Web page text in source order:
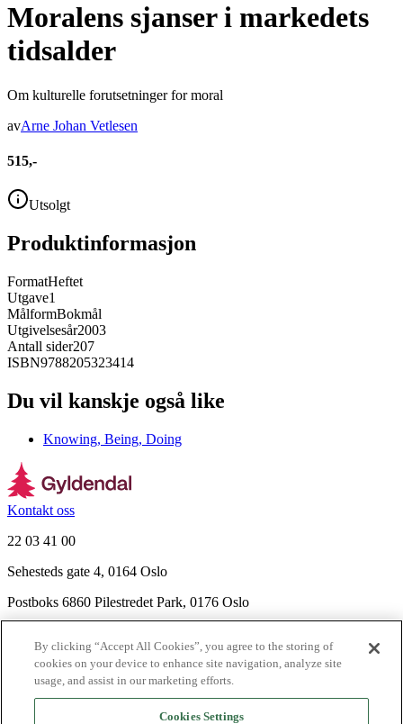
Moralens sjanser i markedets
tidsalder
Om kulturelle forutsetninger for moral
avArne Johan Vetlesen
515,-
Utsolgt
Produktinformasjon
FormatHeftet
Utgave1
MålformBokmål
Utgivelsesår2003
Antall sider207
ISBN9788205323414
Du vil kanskje også like
Knowing, Being, Doing
Kontakt oss
22 03 41 00
Sehesteds gate 4, 0164 Oslo
Postboks 6860 Pilestredet Park, 0176 Oslo
Nyhetsbrev
Ledige stillinger
Send inn manus
By clicking “Accept All Cookies”, you agree to the storing of
cookies on your device to enhance site navigation, analyze site
usage, and assist in our marketing efforts.
Cookies Settings